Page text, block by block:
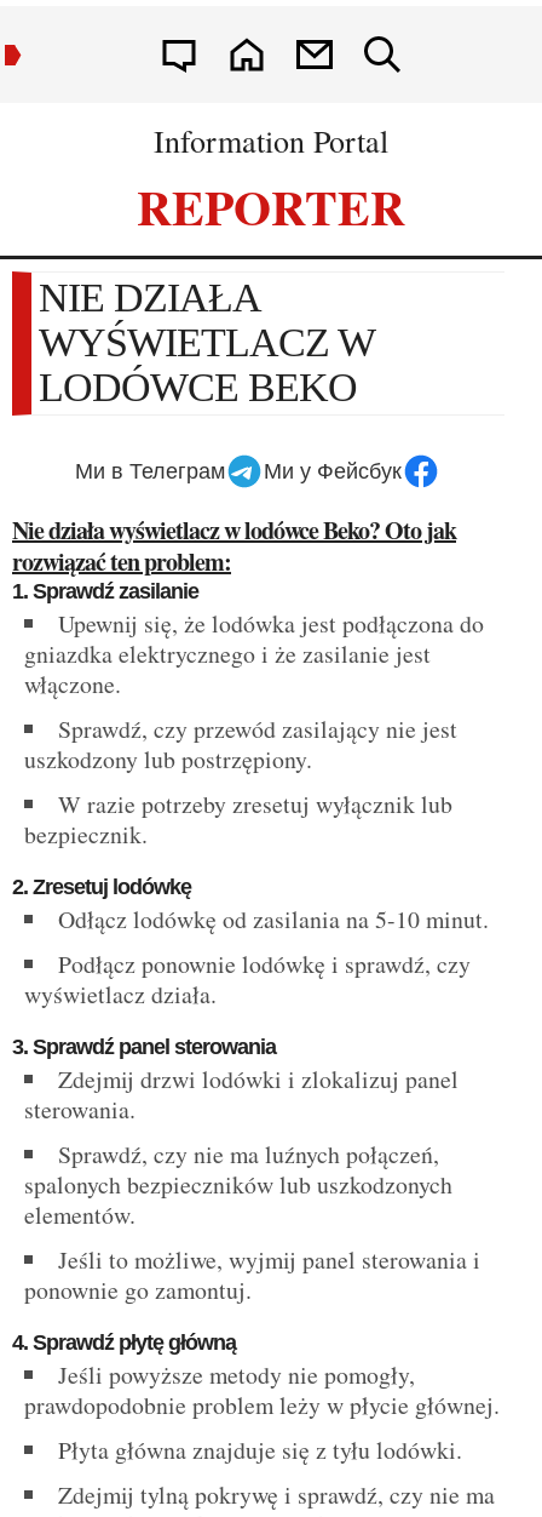
Information Portal
REPORTER
NIE DZIAŁA
WYŚWIETLACZ W
LODÓWCE BEKO
Ми в Телеграм Ми у Фейсбук
Nie działa wyświetlacz w lodówce Beko? Oto jak
rozwiązać ten problem:
1. Sprawdź zasilanie
Upewnij się, że lodówka jest podłączona do
gniazdka elektrycznego i że zasilanie jest
włączone.
Sprawdź, czy przewód zasilający nie jest
uszkodzony lub postrzępiony.
W razie potrzeby zresetuj wyłącznik lub
bezpiecznik.
2. Zresetuj lodówkę
Odłącz lodówkę od zasilania na 5-10 minut.
Podłącz ponownie lodówkę i sprawdź, czy
wyświetlacz działa.
3. Sprawdź panel sterowania
Zdejmij drzwi lodówki i zlokalizuj panel
sterowania.
Sprawdź, czy nie ma luźnych połączeń,
spalonych bezpieczników lub uszkodzonych
elementów.
Jeśli to możliwe, wyjmij panel sterowania i
ponownie go zamontuj.
4. Sprawdź płytę główną
Jeśli powyższe metody nie pomogły,
prawdopodobnie problem leży w płycie głównej.
Płyta główna znajduje się z tyłu lodówki.
Zdejmij tylną pokrywę i sprawdź, czy nie ma